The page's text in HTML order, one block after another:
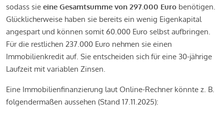
sodass sie eine Gesamtsumme von 297.000 Euro benötigen.
Glücklicherweise haben sie bereits ein wenig Eigenkapital
angespart und können somit 60.000 Euro selbst aufbringen.
Für die restlichen 237.000 Euro nehmen sie einen
Immobilienkredit auf. Sie entscheiden sich für eine 30-jährige
Laufzeit mit variablen Zinsen.
Eine Immobilienfinanzierung laut Online-Rechner könnte z. B.
folgendermaßen aussehen (Stand 17.11.2025):